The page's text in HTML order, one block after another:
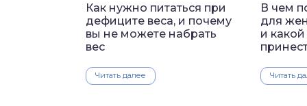
Как нужно питаться при
дефиците веса, и почему
вы не можете набрать
вес
Читать далее
В чем
для
и
Читать